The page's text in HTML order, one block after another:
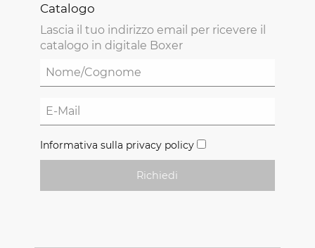
Catalogo
Lascia il tuo indirizzo email per ricevere il
catalogo in digitale Boxer
Informativa sulla privacy policy
Richiedi